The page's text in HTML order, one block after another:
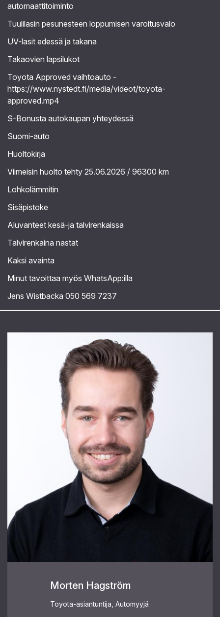
automaattitoiminto
Tuulilasin pesunesteen loppumisen varoitusvalo
UV-lasit edessä ja takana
Takaovien lapsilukot
Toyota Approved vaihtoauto -
https://www.nystedt.fi/media/videot/toyota-
approved.mp4
S-Bonusta autokaupan yhteydessä
Suomi-auto
Huoltokirja
Viimeisin huolto tehty 25.06.2026 / 96300 km
Lohkolämmitin
Sisäpistoke
Aluvanteet kesä-ja talvirenkaissa
Talvirenkaina nastat
Kaksi avainta
Minut tavoittaa myös WhatsApp:illa
Jens Wistbacka 050 569 7237
Morten Hagström
Toyota-asiantuntija, Automyyjä